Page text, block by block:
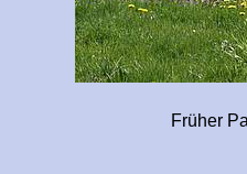
Früher Paradeplatz